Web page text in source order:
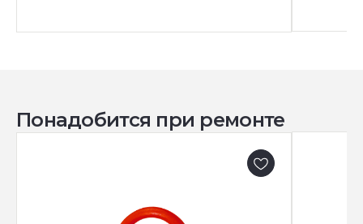
Понадобится при ремонте